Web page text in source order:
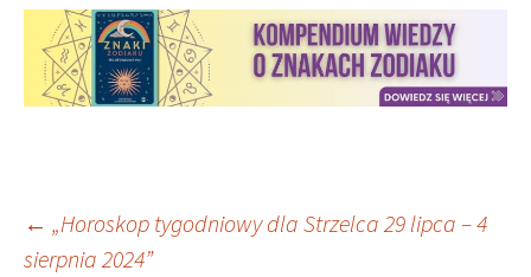
Nawigacja
← „Horoskop tygodniowy dla Strzelca 29 lipca – 4
sierpnia 2024”